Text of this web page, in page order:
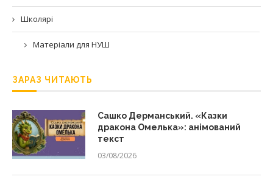
Школярі
Матеріали для НУШ
ЗАРАЗ ЧИТАЮТЬ
Сашко Дерманський. «Казки
дракона Омелька»: анімований
текст
03/08/2026